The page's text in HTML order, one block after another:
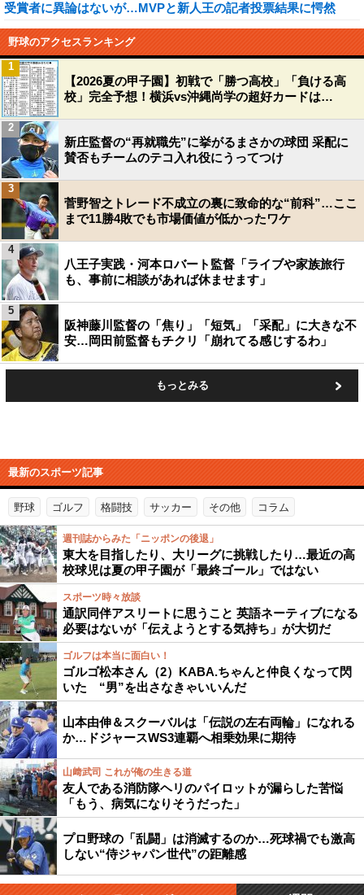
受賞者に異論はないが…MVPと新人王の記者投票結果に愕然
野球のアクセスランキング
【2026夏の甲子園】初戦で「勝つ高校」「負ける高
校」完全予想！横浜vs沖縄尚学の超好カードは…
1
新庄監督の“再就職先”に挙がるまさかの球団 采配に
賛否もチームのテコ入れ役にうってつけ
2
菅野智之トレード不成立の裏に致命的な“前科”…ここ
まで11勝4敗でも市場価値が低かったワケ
3
八王子実践・河本ロバート監督「ライブや家族旅行
も、事前に相談があれば休ませます」
4
阪神藤川監督の「焦り」「短気」「采配」に大きな不
安…岡田前監督もチクリ「崩れてる感じするわ」
5
もっとみる
最新のスポーツ記事
野球 ゴルフ 格闘技 サッカー その他 コラム
週刊誌からみた「ニッポンの後退」
東大を目指したり、大リーグに挑戦したり…最近の高
校球児は夏の甲子園が「最終ゴール」ではない
スポーツ時々放談
通訳同伴アスリートに思うこと 英語ネーティブになる
必要はないが「伝えようとする気持ち」が大切だ
ゴルフは本当に面白い！
ゴルゴ松本さん（2）KABA.ちゃんと仲良くなって閃
いた “男”を出さなきゃいいんだ
山本由伸＆スクーバルは「伝説の左右両輪」になれる
か…ドジャースWS3連覇へ相乗効果に期待
山﨑武司 これが俺の生きる道
友人である消防隊ヘリのパイロットが漏らした苦悩
「もう、病気になりそうだった」
プロ野球の「乱闘」は消滅するのか…死球禍でも激高
しない“侍ジャパン世代”の距離感